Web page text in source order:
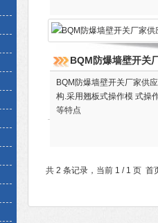
BQM防爆墙壁开关
BQM防爆墙壁开关厂家供
构.采用翘板式操作模 式操
等特点
共 2 条记录，当前 1 / 1 页